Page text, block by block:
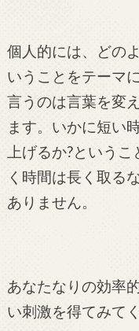
個人的には、どの
いうことをテーマ
言うのは言葉を変
ます。いかに短い
上げるか?という
く時間は長く取る
ありません。
あなたなりの効率
い刺激を得てみて